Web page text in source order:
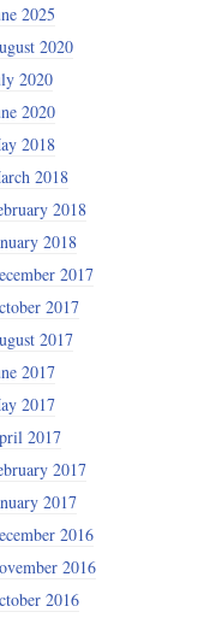
2025
2020
2020
2020
2018
2018
2018
2018
2017
2017
2017
2017
2017
2017
2017
2017
2016
2016
2016